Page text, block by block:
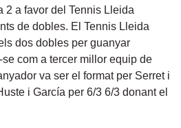
2 a favor del Tennis Lleida
de dobles. El Tennis Lleida
dos dobles per guanyar
se com a tercer millor equip de
va ser el format per Serret i
i García per 6/3 6/3 donant el